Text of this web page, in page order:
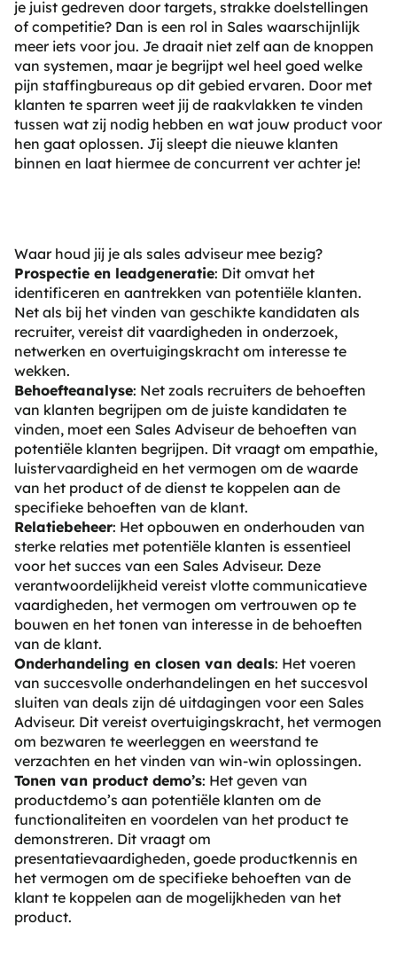
je juist gedreven door targets, strakke doelstellingen
of competitie? Dan is een rol in Sales waarschijnlijk
meer iets voor jou. Je draait niet zelf aan de knoppen
van systemen, maar je begrijpt wel heel goed welke
pijn staffingbureaus op dit gebied ervaren. Door met
klanten te sparren weet jij de raakvlakken te vinden
tussen wat zij nodig hebben en wat jouw product voor
hen gaat oplossen. Jij sleept die nieuwe klanten
binnen en laat hiermee de concurrent ver achter je!
Waar houd jij je als sales adviseur mee bezig?
Prospectie en leadgeneratie: Dit omvat het
identificeren en aantrekken van potentiële klanten.
Net als bij het vinden van geschikte kandidaten als
recruiter, vereist dit vaardigheden in onderzoek,
netwerken en overtuigingskracht om interesse te
wekken.
Behoefteanalyse: Net zoals recruiters de behoeften
van klanten begrijpen om de juiste kandidaten te
vinden, moet een Sales Adviseur de behoeften van
potentiële klanten begrijpen. Dit vraagt om empathie,
luistervaardigheid en het vermogen om de waarde
van het product of de dienst te koppelen aan de
specifieke behoeften van de klant.
Relatiebeheer: Het opbouwen en onderhouden van
sterke relaties met potentiële klanten is essentieel
voor het succes van een Sales Adviseur. Deze
verantwoordelijkheid vereist vlotte communicatieve
vaardigheden, het vermogen om vertrouwen op te
bouwen en het tonen van interesse in de behoeften
van de klant.
Onderhandeling en closen van deals: Het voeren
van succesvolle onderhandelingen en het succesvol
sluiten van deals zijn dé uitdagingen voor een Sales
Adviseur. Dit vereist overtuigingskracht, het vermogen
om bezwaren te weerleggen en weerstand te
verzachten en het vinden van win-win oplossingen.
Tonen van product demo’s: Het geven van
productdemo’s aan potentiële klanten om de
functionaliteiten en voordelen van het product te
demonstreren. Dit vraagt om
presentatievaardigheden, goede productkennis en
het vermogen om de specifieke behoeften van de
klant te koppelen aan de mogelijkheden van het
product.